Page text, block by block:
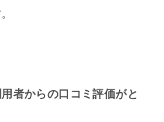
者からの口コミ評価がと